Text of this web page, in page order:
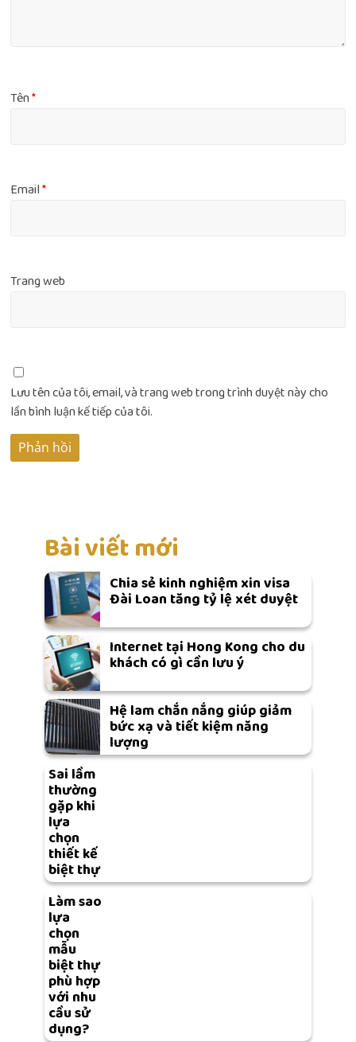
Tên*
Email*
Trang web
Lưu tên của tôi, email, và trang web trong trình duyệt này cho
lần bình luận kế tiếp của tôi.
Bài viết mới
Chia sẻ kinh nghiệm xin visa
Đài Loan tăng tỷ lệ xét duyệt
Internet tại Hong Kong cho du
khách có gì cần lưu ý
Hệ lam chắn nắng giúp giảm
bức xạ và tiết kiệm năng
lượng
Sai lầm
thường
gặp khi
lựa
chọn
thiết kế
biệt thự
Làm sao
lựa
chọn
mẫu
biệt thự
phù hợp
với nhu
cầu sử
dụng?